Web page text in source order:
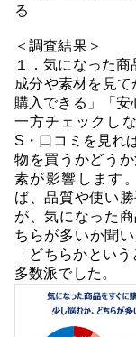
る
＜調査結果＞
１．気になった
成分や素材を見
購入できる」「安
一方チェックし
S・口コミを見れ
物を買うかどう
素が影響します
ば、品質や使い
が、気になった
ちらが多いか聞
「どちらかとい
多数派でした。